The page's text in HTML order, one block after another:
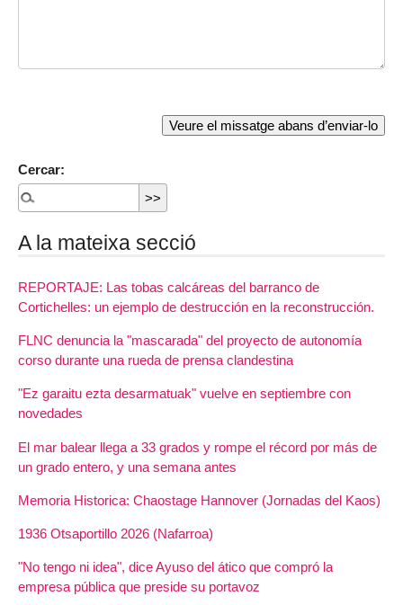
Cercar:
A la mateixa secció
REPORTAJE: Las tobas calcáreas del barranco de
Cortichelles: un ejemplo de destrucción en la reconstrucción.
FLNC denuncia la "mascarada" del proyecto de autonomía
corso durante una rueda de prensa clandestina
"Ez garaitu ezta desarmatuak" vuelve en septiembre con
novedades
El mar balear llega a 33 grados y rompe el récord por más de
un grado entero, y una semana antes
Memoria Historica: Chaostage Hannover (Jornadas del Kaos)
1936 Otsaportillo 2026 (Nafarroa)
"No tengo ni idea", dice Ayuso del ático que compró la
empresa pública que preside su portavoz